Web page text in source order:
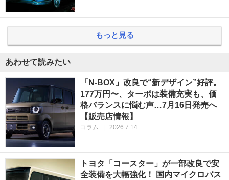
もっと見る
あわせて読みたい
「N-BOX」改良で“新デザイン”好評。
177万円〜、ターボは装備充実も、価
格バランスに悩む声…7月16日発売へ
【販売店情報】
コラム 2026.7.14
トヨタ「コースター」が一部改良で安
全装備を大幅強化！ 国内マイクロバス